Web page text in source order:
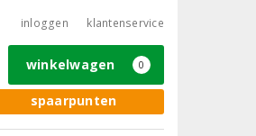
inloggen klantenservice
spaarpunten
winkelwagen 0